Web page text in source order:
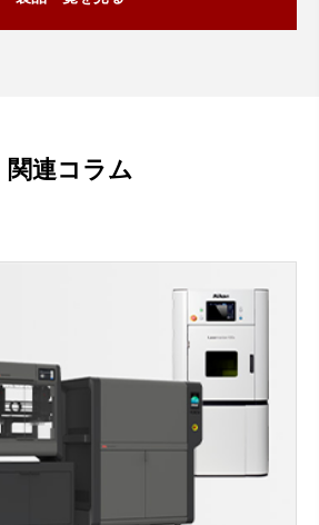
関連コラム